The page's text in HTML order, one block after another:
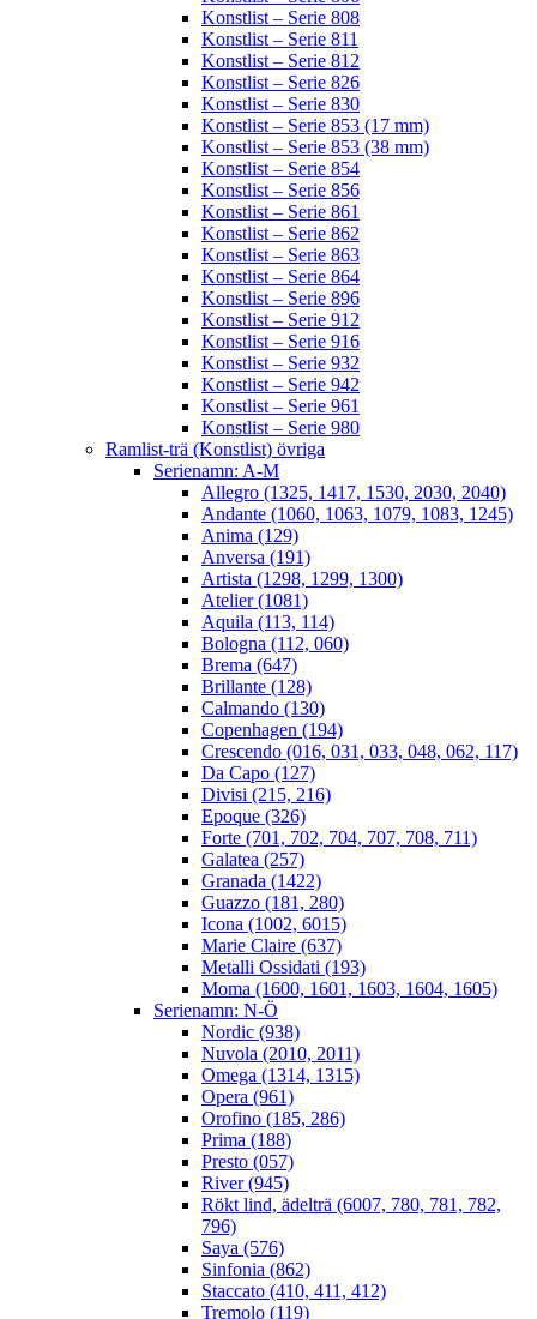
Konstlist – Serie 808
Konstlist – Serie 811
Konstlist – Serie 812
Konstlist – Serie 826
Konstlist – Serie 830
Konstlist – Serie 853 (17 mm)
Konstlist – Serie 853 (38 mm)
Konstlist – Serie 854
Konstlist – Serie 856
Konstlist – Serie 861
Konstlist – Serie 862
Konstlist – Serie 863
Konstlist – Serie 864
Konstlist – Serie 896
Konstlist – Serie 912
Konstlist – Serie 916
Konstlist – Serie 932
Konstlist – Serie 942
Konstlist – Serie 961
Konstlist – Serie 980
Ramlist-trä (Konstlist) övriga
Serienamn: A-M
Allegro (1325, 1417, 1530, 2030, 2040)
Andante (1060, 1063, 1079, 1083, 1245)
Anima (129)
Anversa (191)
Artista (1298, 1299, 1300)
Atelier (1081)
Aquila (113, 114)
Bologna (112, 060)
Brema (647)
Brillante (128)
Calmando (130)
Copenhagen (194)
Crescendo (016, 031, 033, 048, 062, 117)
Da Capo (127)
Divisi (215, 216)
Epoque (326)
Forte (701, 702, 704, 707, 708, 711)
Galatea (257)
Granada (1422)
Guazzo (181, 280)
Icona (1002, 6015)
Marie Claire (637)
Metalli Ossidati (193)
Moma (1600, 1601, 1603, 1604, 1605)
Serienamn: N-Ö
Nordic (938)
Nuvola (2010, 2011)
Omega (1314, 1315)
Opera (961)
Orofino (185, 286)
Prima (188)
Presto (057)
River (945)
Rökt lind, ädelträ (6007, 780, 781, 782,
796)
Saya (576)
Sinfonia (862)
Staccato (410, 411, 412)
Tremolo (119)